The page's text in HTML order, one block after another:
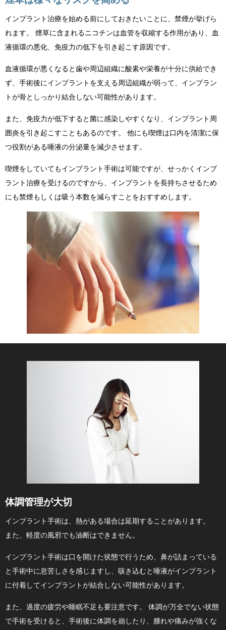
インプラント治療を始める前にしておきたいことに、禁煙が挙げら
れます。 煙草に含まれるニコチンは血管を収縮する作用があり、血
液循環の悪化、免疫力の低下を引き起こす原因です。
血液循環が悪くなると歯や周辺組織に酸素や栄養が十分に供給でき
ず、手術後にインプラントを支える周辺組織が弱って、インプラン
トが骨としっかり結合しない可能性があります。
また、免疫力が低下すると菌に感染しやすくなり、インプラント周
囲炎を引き起こすこともあるのです。 他にも喫煙は口内を清潔に保
つ役割がある唾液の分泌量を減少させます。
喫煙をしていてもインプラント手術は可能ですが、せっかくインプ
ラント治療を受けるのですから、インプラントを長持ちさせるため
にも禁煙もしくは吸う本数を減らすことをおすすめします。
体調管理が大切
インプラント手術は、熱がある場合は延期することがあります。
また、軽度の風邪でも油断はできません。
インプラント手術は口を開けた状態で行うため、鼻が詰まっている
と手術中に息苦しさを感じますし、咳き込むと唾液がインプラント
に付着してインプラントが結合しない可能性があります。
また、過度の疲労や睡眠不足も要注意です。 体調が万全でない状態
で手術を受けると、手術後に体調を崩したり、腫れや痛みが強くな